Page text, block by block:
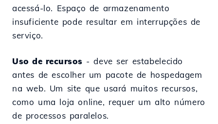
acessá-lo. Espaço de armazenamento
insuficiente pode resultar em interrupções de
serviço.
Uso de recursos - deve ser estabelecido
antes de escolher um pacote de hospedagem
na web. Um site que usará muitos recursos,
como uma loja online, requer um alto número
de processos paralelos.